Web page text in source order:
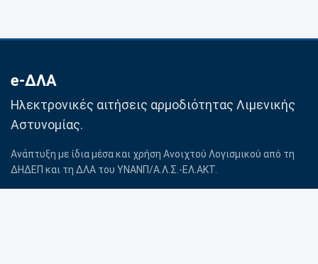
e-ΔΛΑ
Ηλεκτρονικές αιτήσεις αρμοδιότητας Λιμενικής
Αστυνομίας.
Ανάπτυξη με ίδια μέσα και χρήση Ανοιχτού Λογισμικού από τη
ΔΗΔΕΠ και τη ΔΛΑ του ΥΝΑΝΠ/Α.Λ.Σ.-ΕΛ.ΑΚΤ.